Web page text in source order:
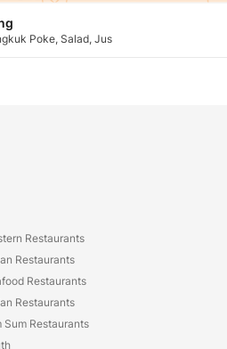
Poke, Salad, Jus
Restaurants
Restaurants
Restaurants
Restaurants
Sum Restaurants